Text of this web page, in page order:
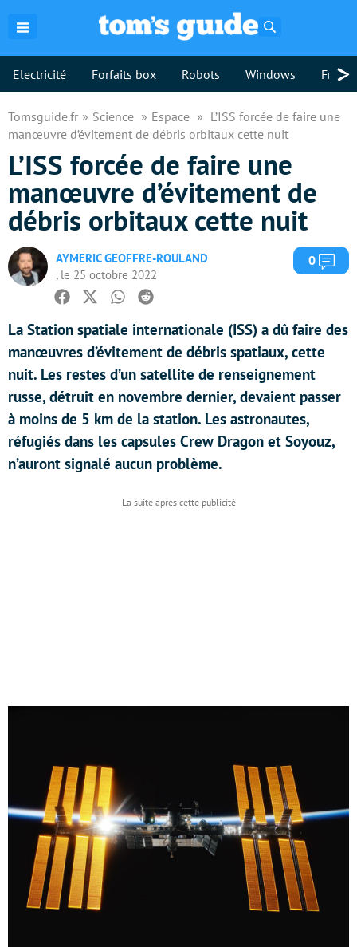
Electricité Forfaits box Robots Windows >
Tomsguide.fr Science Espace
L’ISS forcée de faire une
manœuvre d’évitement de débris orbitaux cette nuit
L’ISS forcée de faire une
manœuvre d’évitement de
débris orbitaux cette nuit
AYMERIC GEOFFRE-ROULAND
, le 25 octobre 2022
0
Facebook
TwitterWhatsapp
Reddit
La Station spatiale internationale (ISS) a dû faire des
manœuvres d’évitement de débris spatiaux, cette
nuit. Les restes d’un satellite de renseignement
russe, détruit en novembre dernier, devaient passer
à moins de 5 km de la station. Les astronautes,
réfugiés dans les capsules Crew Dragon et Soyouz,
n’auront signalé aucun problème.